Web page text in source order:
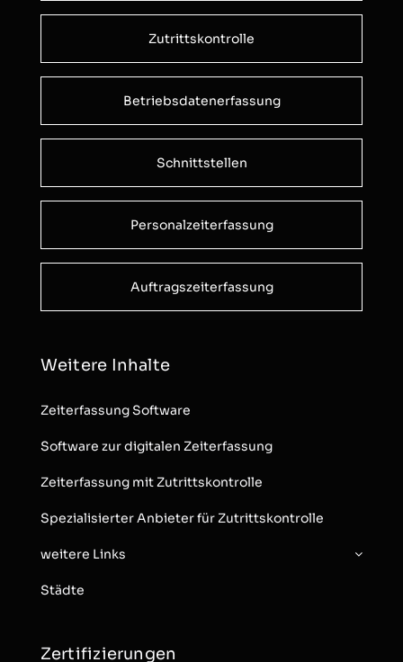
Zutrittskontrolle
Betriebsdatenerfassung
Schnittstellen
Personalzeiterfassung
Auftragszeiterfassung
Weitere Inhalte
Zeiterfassung Software
Software zur digitalen Zeiterfassung
Zeiterfassung mit Zutrittskontrolle
Spezialisierter Anbieter für Zutrittskontrolle
weitere Links
Städte
Zertifizierungen